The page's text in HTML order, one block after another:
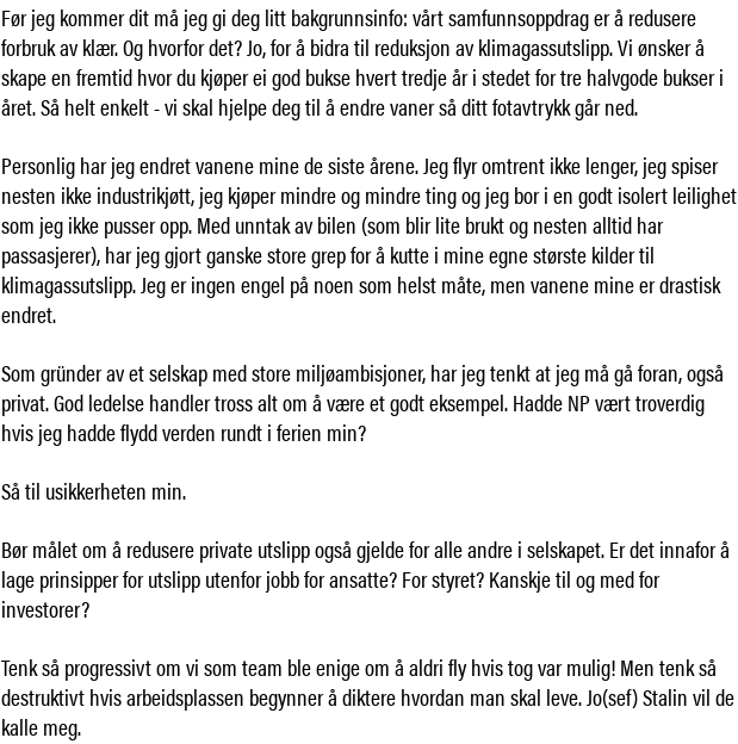
Før jeg kommer dit må jeg gi deg litt bakgrunnsinfo: vårt samfunnsoppdrag er å redusere
forbruk av klær. Og hvorfor det? Jo, for å bidra til reduksjon av klimagassutslipp. Vi ønsker å
skape en fremtid hvor du kjøper ei god bukse hvert tredje år i stedet for tre halvgode bukser i
året. Så helt enkelt - vi skal hjelpe deg til å endre vaner så ditt fotavtrykk går ned.
Personlig har jeg endret vanene mine de siste årene. Jeg flyr omtrent ikke lenger, jeg spiser
nesten ikke industrikjøtt, jeg kjøper mindre og mindre ting og jeg bor i en godt isolert leilighet
som jeg ikke pusser opp. Med unntak av bilen (som blir lite brukt og nesten alltid har
passasjerer), har jeg gjort ganske store grep for å kutte i mine egne største kilder til
klimagassutslipp. Jeg er ingen engel på noen som helst måte, men vanene mine er drastisk
endret.
Som gründer av et selskap med store miljøambisjoner, har jeg tenkt at jeg må gå foran, også
privat. God ledelse handler tross alt om å være et godt eksempel. Hadde NP vært troverdig
hvis jeg hadde flydd verden rundt i ferien min?
Så til usikkerheten min.
Bør målet om å redusere private utslipp også gjelde for alle andre i selskapet. Er det innafor å
lage prinsipper for utslipp utenfor jobb for ansatte? For styret? Kanskje til og med for
investorer?
Tenk så progressivt om vi som team ble enige om å aldri fly hvis tog var mulig! Men tenk så
destruktivt hvis arbeidsplassen begynner å diktere hvordan man skal leve. Jo(sef) Stalin vil de
kalle meg.